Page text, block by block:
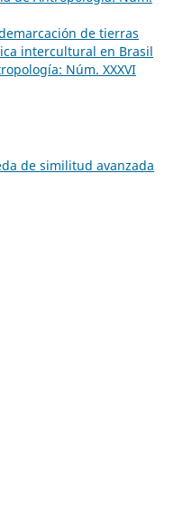
de tierras
intercultural en Brasil
Núm. XXXVI
de similitud avanzada